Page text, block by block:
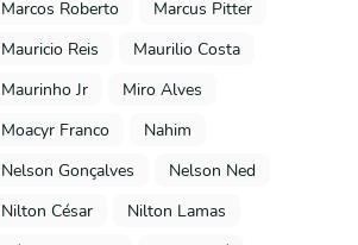
Marcos Roberto
Marcus Pitter
Mauricio Reis
Maurilio Costa
Maurinho Jr
Miro Alves
Moacyr Franco
Nahim
Nelson Gonçalves
Nelson Ned
Nilton César
Nilton Lamas